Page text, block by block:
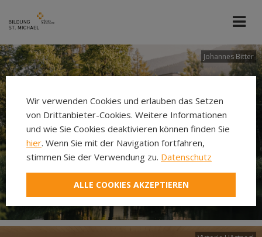
Johannes Bitter
Wir verwenden Cookies und erlauben das Setzen
von Drittanbieter-Cookies. Weitere Informationen
und wie Sie Cookies deaktivieren können finden Sie
hier. Wenn Sie mit der Navigation fortfahren,
stimmen Sie der Verwendung zu. Datenschutz
ALLE COOKIES AKZEPTIEREN